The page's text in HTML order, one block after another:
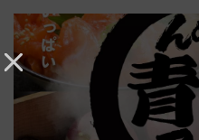
谷実アレンジの特別仕様へ、8月
5日始発から